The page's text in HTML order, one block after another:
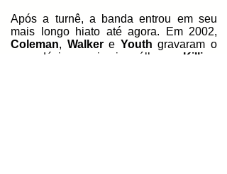
Após a turnê, a banda entrou em seu
mais longo hiato até agora.
Em 2002,
Coleman, Walkere Youth gravaram o
seu décimo primeiro álbum, Killing